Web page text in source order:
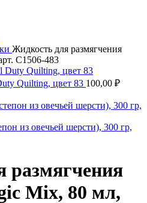
Жидкость для размягчения
С1506-483
Quilting, цвет 83 100,00 ₽
из овечьей шерсти), 300 гр,
размягчения
Mix, 80 мл,